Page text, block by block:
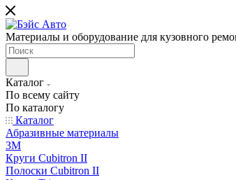
Материалы и оборудование для кузовного
Каталог
По всему сайту
По каталогу
Каталог
Абразивные материалы
3M
Круги Cubitron II
Полоски Cubitron II